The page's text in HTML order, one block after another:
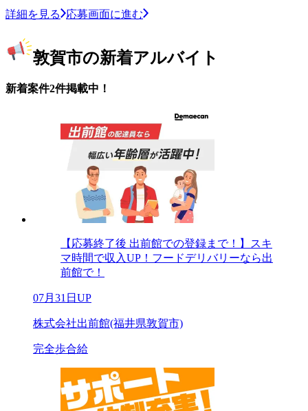
詳細を見る 応募画面に進む
敦賀市の新着アルバイト
新着案件2件掲載中！
【応募終了後 出前館での登録まで！】スキ
マ時間で収入UP！フードデリバリーなら出
前館で！
07月31日UP
株式会社出前館(福井県敦賀市)
完全歩合給